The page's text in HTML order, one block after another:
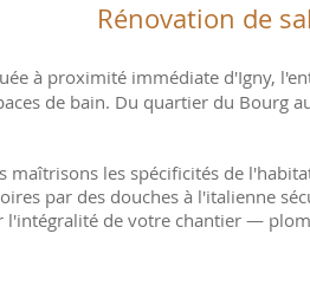
Rénovation de
à proximité immédiate d'Igny,
de bain. Du quartier du Bourg
maîtrisons les spécificités de
par des douches à l'italienne
l'intégralité de votre chantier —